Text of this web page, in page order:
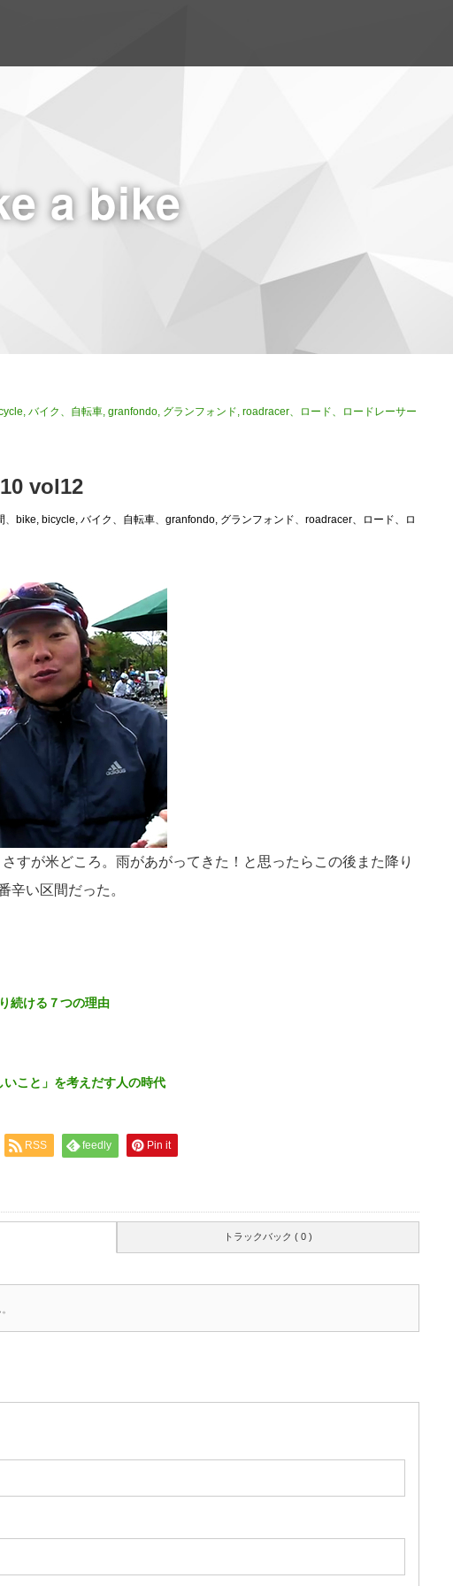
a bike
バイク、自転車, granfondo, グランフォンド, roadracer、ロード、ロードレーサー
vol12
、 bike, bicycle, バイク、自転車、 granfondo, グランフォンド、 roadracer、ロード、ロ
すが米どころ。雨があがってきた！と思ったらこの後また降り
辛い区間だった。
続ける７つの理由
こと」を考えだす人の時代
RSS feedly Pin it
トラックバック ( 0 )